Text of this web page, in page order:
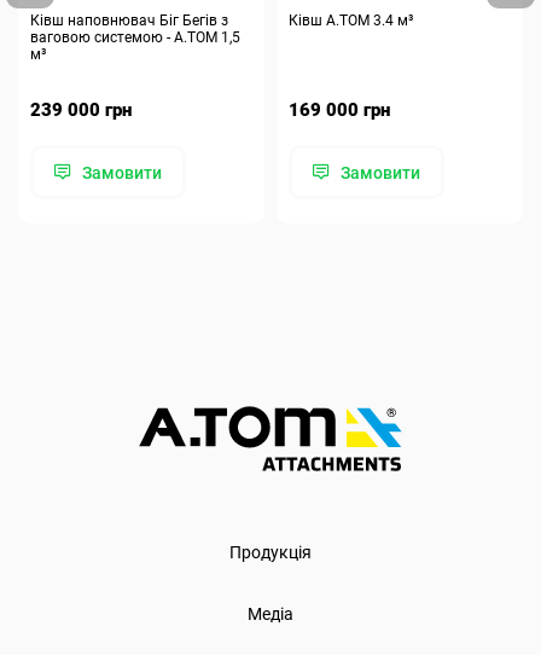
Ківш наповнювач Біг Бегів з
ваговою системою - А.ТОМ 1,5
м³
239 000 грн
Замовити
Ківш A.TOM 3.4 м³
169 000 грн
Замовити
Продукція
Медіа